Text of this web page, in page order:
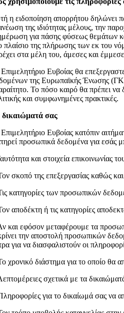
η ειδοποίηση απορρήτου δηλώνει
της ιδιότητας μέλους, την
για πάσης φύσεως θεμάτων
πλαίσιο της πλήρωσης των εκ του
στα μέλη του, άμεσες και
Ευβοίας θα
της Ευρωπαϊκής Ένωσης
Το πόσο καιρό θα πρέπει να
και συμφωνημένες πρακτικές.
σας
Ευβοίας κατόπιν
προσωπικά δεδομένα για εσάς
και στοιχεία επικοινωνίας
σκοπό της επεξεργασίας καθώς
κατηγορίες των προσωπικών
αποδέκτη ή τις κατηγορίες
και εφόσον μεταφέρουμε τα
την αποστολή προσωπικών
για να διασφαλιστούν οι
χρονικό διάστημα για το οποίο θα
σχετικά με τα
για το δικαίωμά σας να